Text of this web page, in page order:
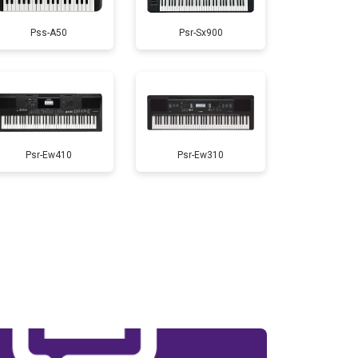
1800 ₽ Заказать
1500 ₽ Заказать
1000 ₽
Pss-A50 Psr-Sx900
Psr-Ew410 Psr-Ew310